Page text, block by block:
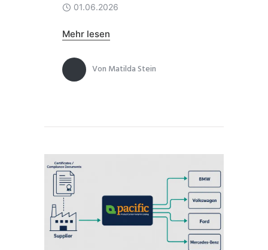
01.06.2026
Mehr lesen
Von Matilda Stein